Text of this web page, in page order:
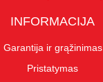
INFORMACIJA
Garantija ir grąžinimas
Pristatymas